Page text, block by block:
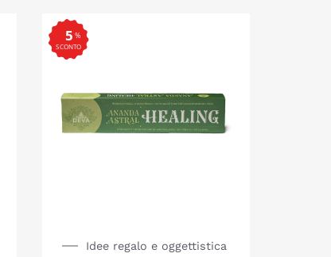
Idee regalo e oggettistica
%
SCONTO
5